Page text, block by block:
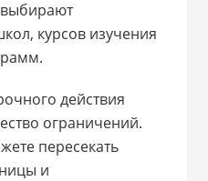
выбирают
курсов изучения
действия
ограничений.
пересекать
и